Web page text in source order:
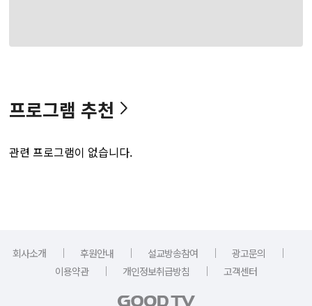
프로그램 추천
관련 프로그램이 없습니다.
회사소개 ｜ 후원안내 ｜ 설교방송참여 ｜ 광고문의
｜
이용약관
｜ 개인정보취급방침 ｜ 고객센터